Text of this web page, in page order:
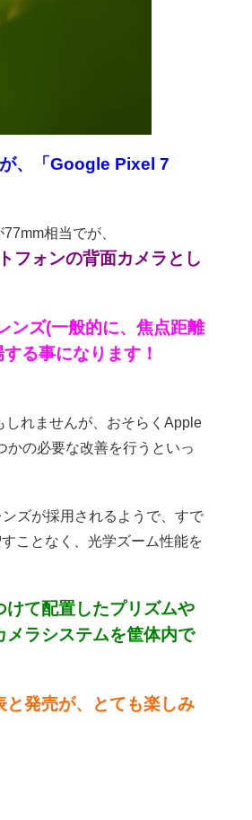
、「Google Pixel 7
相当でが、
フォンの背面カメラとし
ズ(一般的に、焦点距離
る事になります！
れませんが、おそらくApple
かの必要な改善を行うといっ
ズが採用されるようで、すで
ことなく、光学ズーム性能を
て配置したプリズムや
ラシステムを筐体内で
発売が、とても楽しみ